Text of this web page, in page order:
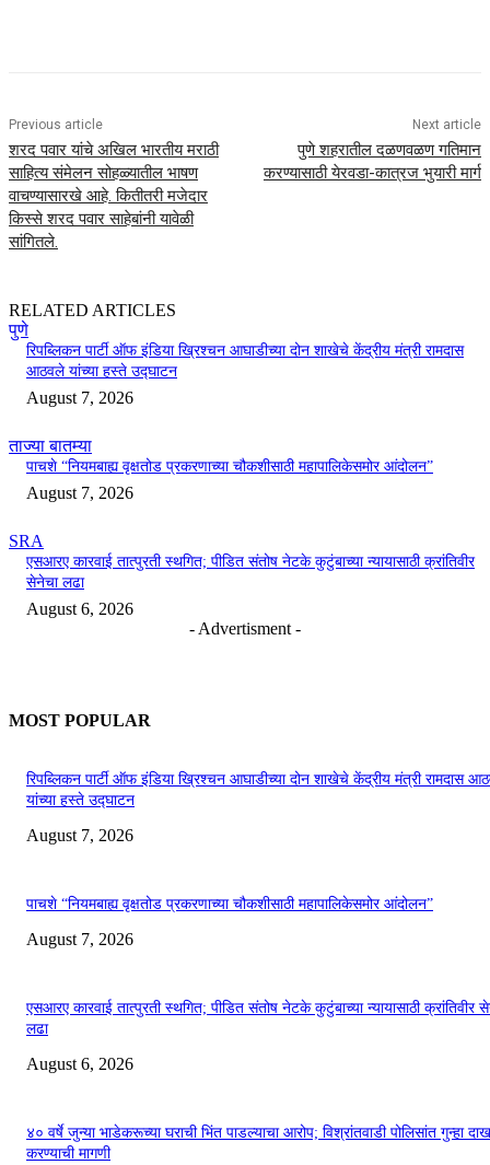
Previous article
शरद पवार यांचे अखिल भारतीय मराठी
साहित्य संमेलन सोहळ्यातील भाषण
वाचण्यासारखे आहे. कितीतरी मजेदार
किस्से शरद पवार साहेबांनी यावेळी
सांगितले.
Next article
पुणे शहरातील दळणवळण गतिमान
करण्यासाठी येरवडा-कात्रज भुयारी मार्ग
RELATED ARTICLES
पुणे
रिपब्लिकन पार्टी ऑफ इंडिया ख्रिश्चन आघाडीच्या दोन शाखेचे केंद्रीय मंत्री रामदास
आठवले यांच्या हस्ते उद्घाटन
August 7, 2026
ताज्या बातम्या
पाचशे “नियमबाह्य वृक्षतोड प्रकरणाच्या चौकशीसाठी महापालिकेसमोर आंदोलन”
August 7, 2026
SRA
एसआरए कारवाई तात्पुरती स्थगित; पीडित संतोष नेटके कुटुंबाच्या न्यायासाठी क्रांतिवीर
सेनेचा लढा
August 6, 2026
- Advertisment -
MOST POPULAR
रिपब्लिकन पार्टी ऑफ इंडिया ख्रिश्चन आघाडीच्या दोन शाखेचे केंद्रीय मंत्री रामदास
यांच्या हस्ते उद्घाटन
August 7, 2026
पाचशे “नियमबाह्य वृक्षतोड प्रकरणाच्या चौकशीसाठी महापालिकेसमोर आंदोलन”
August 7, 2026
एसआरए कारवाई तात्पुरती स्थगित; पीडित संतोष नेटके कुटुंबाच्या न्यायासाठी क्रांतिवीर
लढा
August 6, 2026
४० वर्षे जुन्या भाडेकरूच्या घराची भिंत पाडल्याचा आरोप; विश्रांतवाडी पोलिसांत गुन्हा
करण्याची मागणी